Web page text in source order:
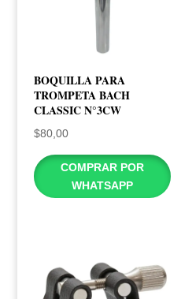
BOQUILLA PARA
TROMPETA BACH
CLASSIC N°3CW
$80,00
COMPRAR POR
WHATSAPP